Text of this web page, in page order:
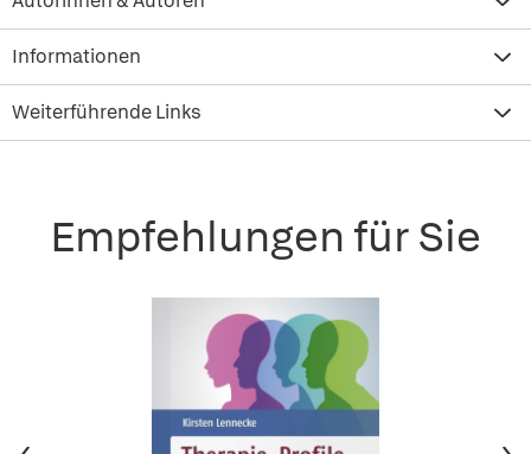
Informationen
Weiterführende Links
Empfehlungen für Sie